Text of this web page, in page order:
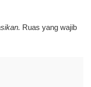
Ruas yang wajib